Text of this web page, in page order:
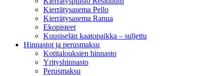
Kierrätysasema Pello
Kierrätysasema Ranua
Ekopisteet
Kuusiselän kaatopaikka – suljettu
Hinnastot ja perusmaksu
Kotitalouksien hinnasto
Yrityshinnasto
Perusmaksu